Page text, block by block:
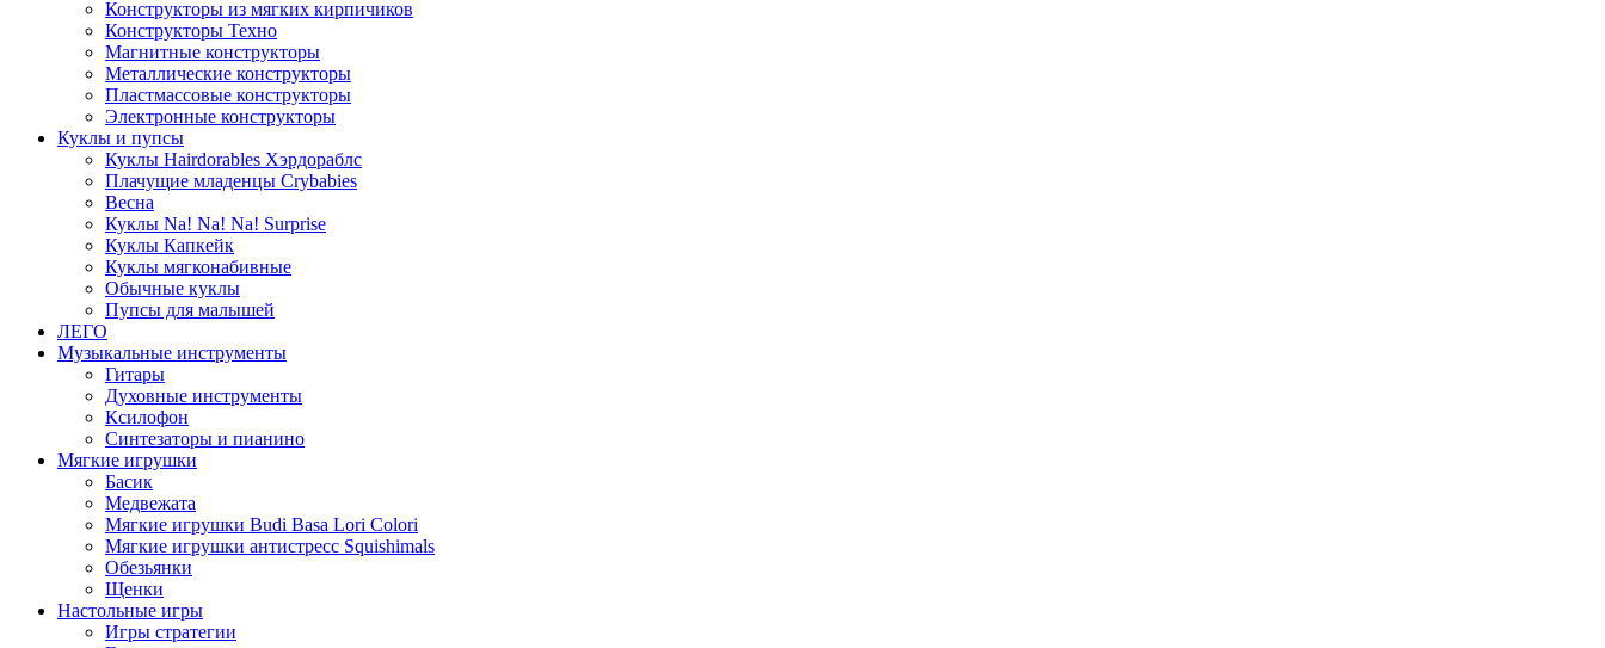
Конструкторы из мягких кирпичиков
Конструкторы Техно
Магнитные конструкторы
Металлические конструкторы
Пластмассовые конструкторы
Электронные конструкторы
Куклы и пупсы
Куклы Hairdorables Хэрдораблс
Плачущие младенцы Crybabies
Весна
Куклы Na! Na! Na! Surprise
Куклы Капкейк
Куклы мягконабивные
Обычные куклы
Пупсы для малышей
ЛЕГО
Музыкальные инструменты
Гитары
Духовные инструменты
Ксилофон
Синтезаторы и пианино
Мягкие игрушки
Басик
Медвежата
Мягкие игрушки Budi Basa Lori Colori
Мягкие игрушки антистресс Squishimals
Обезьянки
Щенки
Настольные игры
Игры стратегии